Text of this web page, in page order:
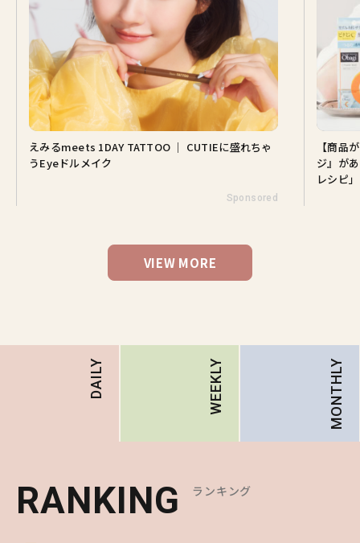
えみるmeets 1DAY TATTOO ｜ CUTIEに盛れちゃ
うEyeドルメイク
Sponsored
【商品
ジ』が
レシピ」
VIEW MORE
DAILY WEEKLY MONTHLY
RANKING ランキング
RANKING ランキング
RANKING ランキング